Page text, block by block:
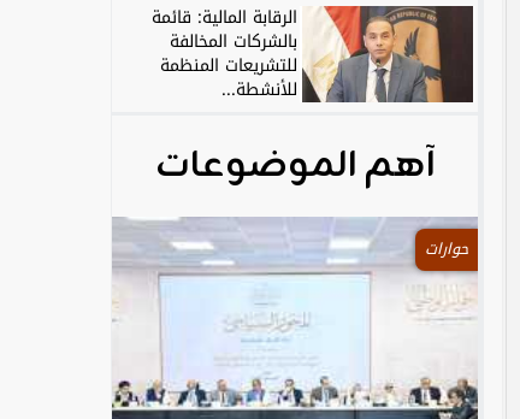
الرقابة المالية: قائمة
بالشركات المخالفة
للتشريعات المنظمة
للأنشطة...
آهم الموضوعات
حوارات